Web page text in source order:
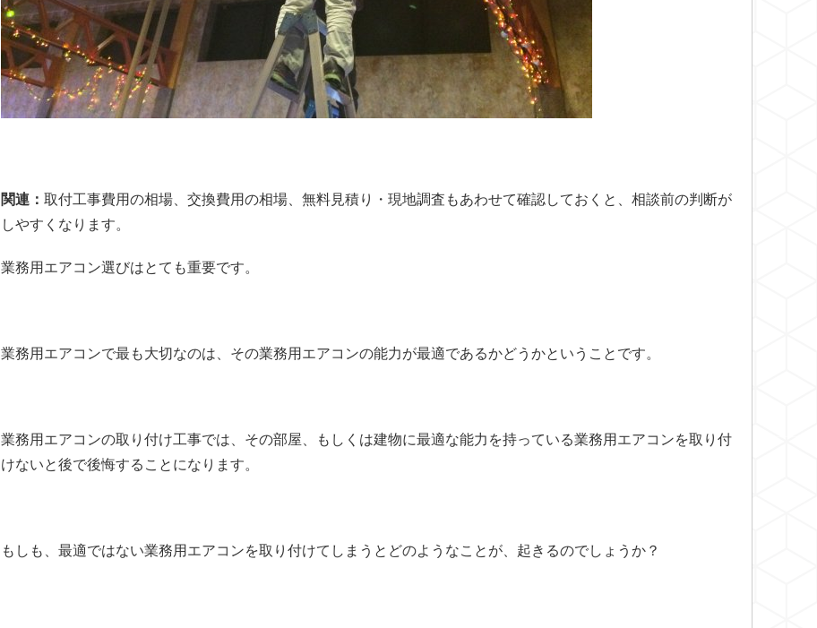
関連： 取付工事費用の相場 交換費用の相場 無料見積り・現地調査 もあわせて確認しておくと、相談前の判断が
しやすくなります。
業務用エアコン選びはとても重要です。
業務用エアコンで最も大切なのは、その業務用エアコンの能力が最適であるかどうかということです。
業務用エアコンの取り付け工事では、その部屋、もしくは建物に最適な能力を持っている業務用エアコンを取り付
けないと後で後悔することになります。
もしも、最適ではない業務用エアコンを取り付けてしまうとどのようなことが、起きるのでしょうか？